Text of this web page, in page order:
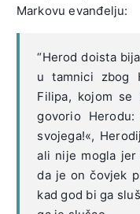
Markovu evanđelju:
“Herod doista
u tamnici zbog
Filipa, kojom se
govorio
svojega!«,
ali nije mogla jer
da je on čovjek
kad god bi ga